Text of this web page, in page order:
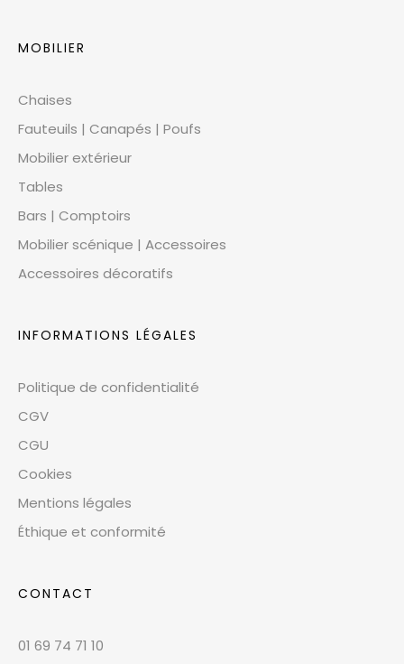
MOBILIER
Chaises
Fauteuils | Canapés | Poufs
Mobilier extérieur
Tables
Bars | Comptoirs
Mobilier scénique | Accessoires
Accessoires décoratifs
INFORMATIONS LÉGALES
Politique de confidentialité
CGV
CGU
Cookies
Mentions légales
Éthique et conformité
CONTACT
01 69 74 71 10